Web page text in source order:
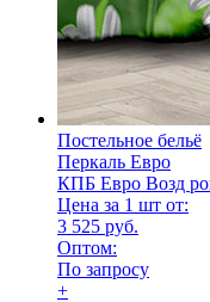
Постельное бельё
Перкаль Евро
КПБ Евро Возд
Цена за 1 шт от:
3 525 руб.
Оптом:
По запросу
+